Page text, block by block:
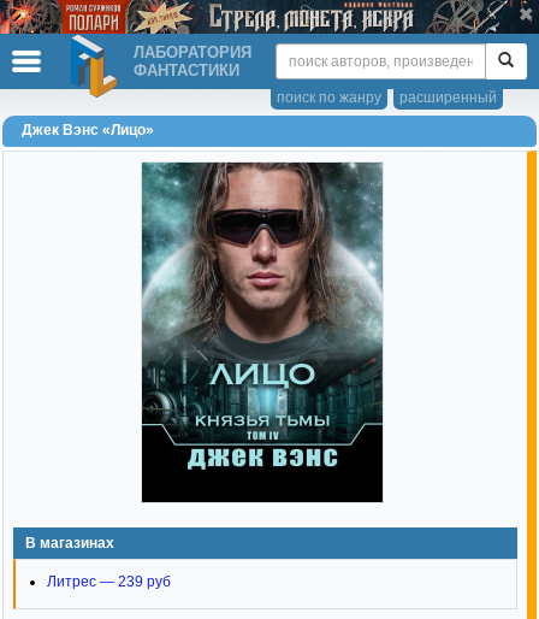
ЛАБОРАТОРИЯ
ФАНТАСТИКИ
расширенный
поиск по жанру
Джек Вэнс «Лицо»
В магазинах
Литрес — 239 руб